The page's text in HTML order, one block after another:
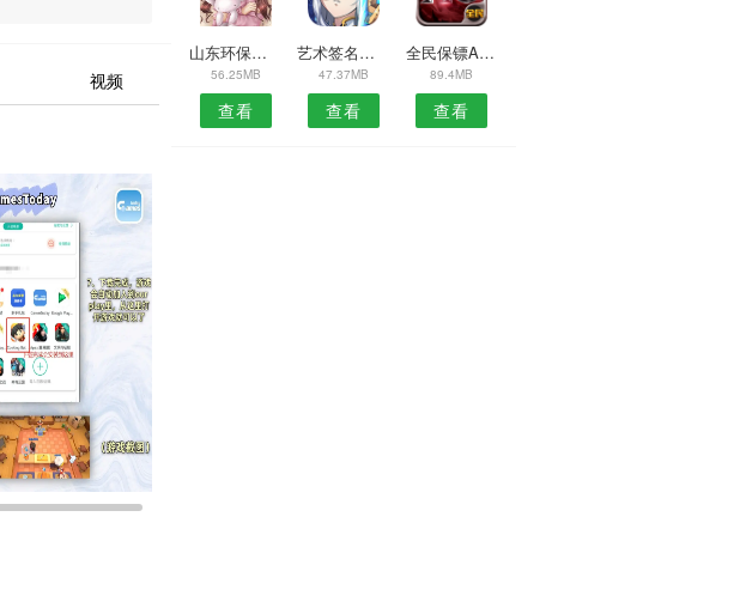
视频
山东环保建材安卓版
56.25MB
查看
艺术签名大师安卓版
47.37MB
查看
全民保镖APP
89.4MB
查看